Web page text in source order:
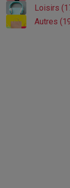
Loisirs
Autres